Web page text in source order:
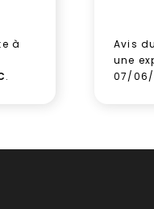
à
.
Avis
une
07/